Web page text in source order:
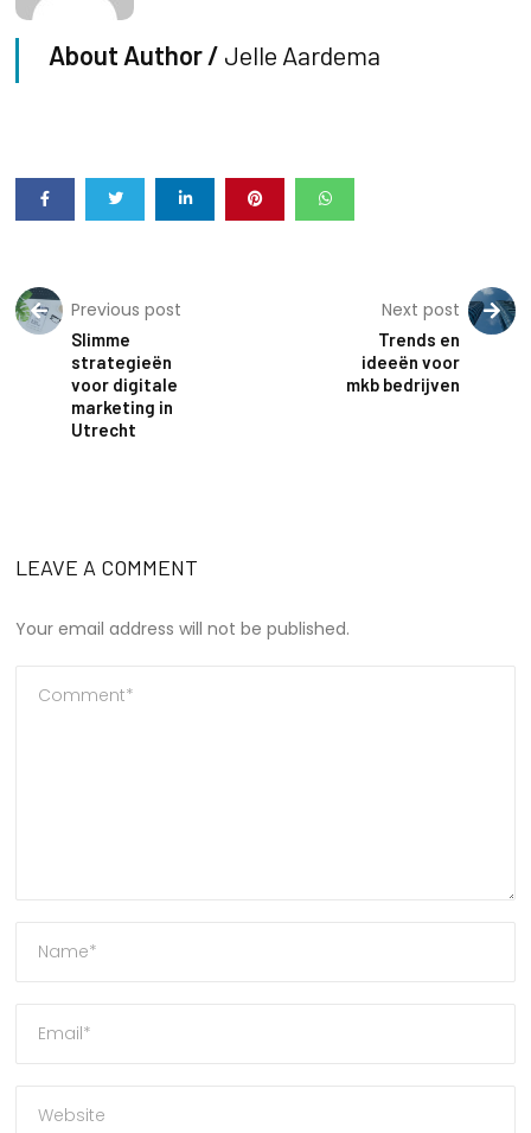
About Author / Jelle Aardema
Previous post
Slimme
strategieën
voor digitale
marketing in
Utrecht
Next post
Trends en
ideeën voor
mkb bedrijven
LEAVE A COMMENT
Your email address will not be published.